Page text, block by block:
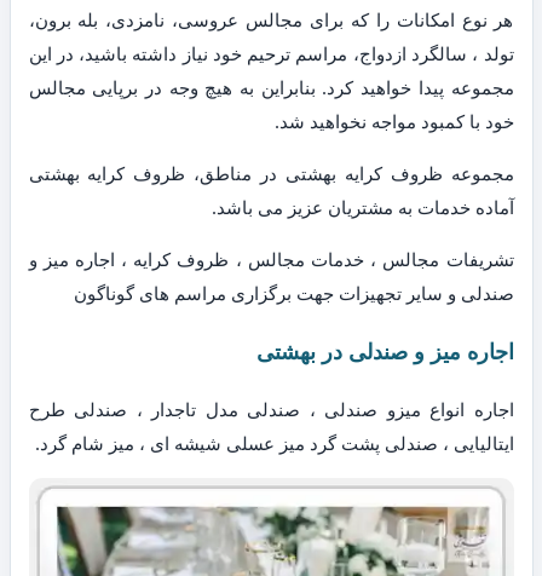
هر نوع امکانات را که برای مجالس عروسی، نامزدی، بله برون،
تولد ، سالگرد ازدواج، مراسم ترحیم خود نیاز داشته باشید، در این
مجموعه پیدا خواهید کرد. بنابراین به هیچ وجه در برپایی مجالس
خود با کمبود مواجه نخواهید شد.
مجموعه ظروف کرایه بهشتی در مناطق، ظروف کرایه بهشتی
آماده خدمات به مشتریان عزیز می باشد.
تشریفات مجالس ، خدمات مجالس ، ظروف کرایه ، اجاره میز و
صندلی و سایر تجهیزات جهت برگزاری مراسم های گوناگون
اجاره میز و صندلی در بهشتی
اجاره انواع میزو صندلی ، صندلی مدل تاجدار ، صندلی طرح
ایتالیایی ، صندلی پشت گرد میز عسلی شیشه ای ، میز شام گرد.